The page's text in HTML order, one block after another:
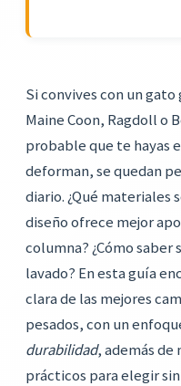
Si convives con un
Maine Coon, Ragdoll o
probable que te hayas
deforman, se quedan
diario. ¿Qué materiales
diseño ofrece mejor
columna? ¿Cómo saber
lavado? En esta guía
clara de las mejores
pesados, con un
durabilidad, además de
prácticos para elegir